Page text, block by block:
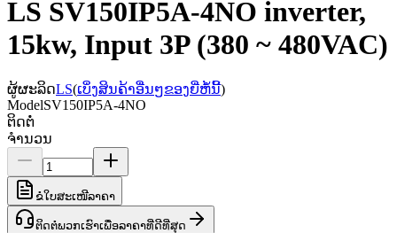
LS SV150IP5A-4NO inverter,
15kw, Input 3P (380 ~ 480VAC)
ຜູ້ຜະລິດLS(ເບິ່ງສິນຄ້າອື່ນໆຂອງຍີ່ຫໍ້ນີ້)
ModelSV150IP5A-4NO
ຕິດຕໍ່
ຈຳນວນ
ຂໍໃບສະເໜີລາຄາ
ຕິດຕໍ່ພວກເຮົາເພື່ອລາຄາທີ່ດີທີ່ສຸດ